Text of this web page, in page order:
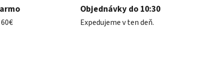
Objednávky do 10:30
Expedujeme v ten deň.